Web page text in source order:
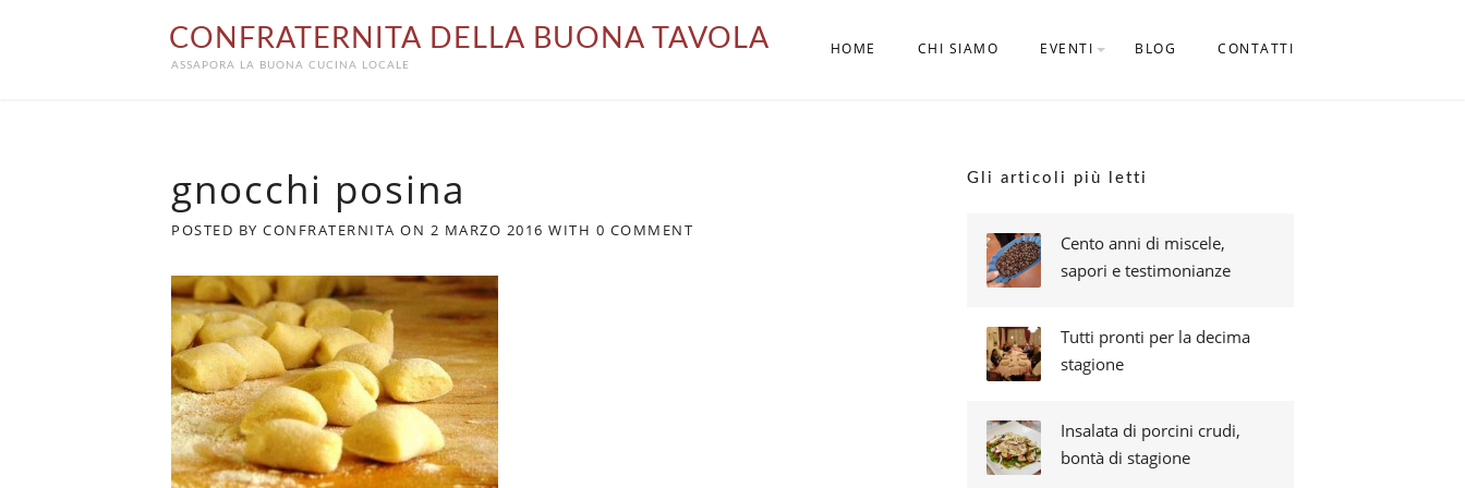
CONFRATERNITA DELLA BUONA TAVOLA
ASSAPORA LA BUONA CUCINA LOCALE
HOME CHI SIAMO EVENTI BLOG CONTATTI
gnocchi posina
POSTED BY CONFRATERNITA ON 2 MARZO 2016 WITH 0 COMMENT
Gli articoli più letti
Cento anni di miscele,
sapori e testimonianze
Tutti pronti per la decima
stagione
Insalata di porcini crudi,
bontà di stagione